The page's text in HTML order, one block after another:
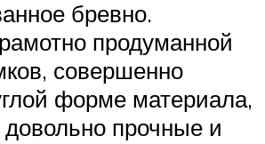
бревно.
продуманной
совершенно
форме материала,
прочные и